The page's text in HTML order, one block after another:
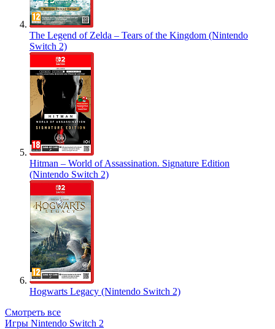
The Legend of Zelda – Tears of the Kingdom (Nintendo
Switch 2)
Hitman – World of Assassination. Signature Edition
(Nintendo Switch 2)
Hogwarts Legacy (Nintendo Switch 2)
Смотреть все
Игры Nintendo Switch 2